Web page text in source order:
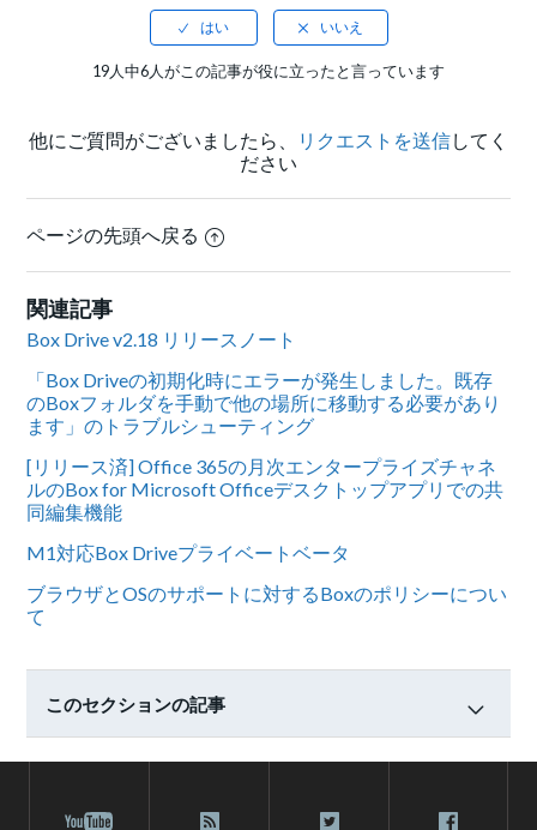
19人中6人がこの記事が役に立ったと言っています
他にご質問がございましたら、 リクエストを送信してく
ださい
ページの先頭へ戻る
関連記事
Box Drive v2.18 リリースノート
「Box Driveの初期化時にエラーが発生しました。既存
のBoxフォルダを手動で他の場所に移動する必要があり
ます」のトラブルシューティング
[リリース済] Office 365の月次エンタープライズチャネ
ルのBox for Microsoft Officeデスクトップアプリでの共
同編集機能
M1対応Box Driveプライベートベータ
ブラウザとOSのサポートに対するBoxのポリシーについ
て
このセクションの記事